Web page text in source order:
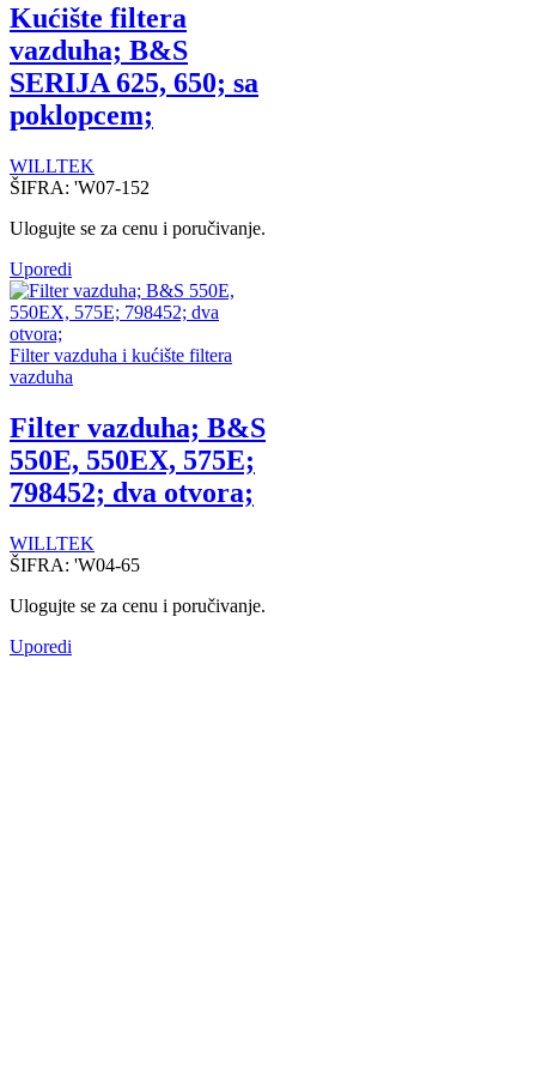
Kućište filtera
vazduha; B&S
SERIJA 625, 650; sa
poklopcem;
WILLTEK
ŠIFRA: 'W07-152
Ulogujte se za cenu i poručivanje.
Uporedi
Filter vazduha i kućište filtera
vazduha
Filter vazduha; B&S
550E, 550EX, 575E;
798452; dva otvora;
WILLTEK
ŠIFRA: 'W04-65
Ulogujte se za cenu i poručivanje.
Uporedi